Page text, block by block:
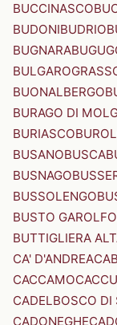
BUCCINASCO
BUDONIBUDRIO
BUGNARA
BUONALBERGO
BURAGO DI
BURIASCO
BUSANOBUSCA
BUSNAGO
BUSSOLENGO
BUSTO GAROLFO
BUTTIGLIERA
CA' D'ANDREA
CACCAMO
CADELBOSCO DI
CADONEGHE